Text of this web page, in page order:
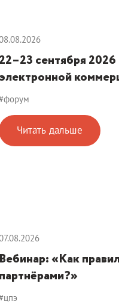
22–23 сентября
электронной
Читать дальше
Вебинар: «Как
партнёрами?»